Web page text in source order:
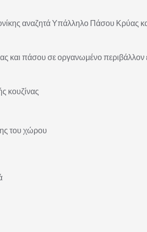
αναζητά Υπάλληλο Πάσου Κρύας
και πάσου σε οργανωμένο περιβάλλον
κουζίνας
του χώρου